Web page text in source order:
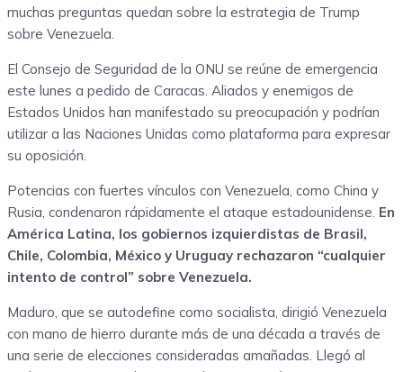
muchas preguntas quedan sobre la estrategia de Trump
sobre Venezuela.
El Consejo de Seguridad de la ONU se reúne de emergencia
este lunes a pedido de Caracas. Aliados y enemigos de
Estados Unidos han manifestado su preocupación y podrían
utilizar a las Naciones Unidas como plataforma para expresar
su oposición.
Potencias con fuertes vínculos con Venezuela, como China y
Rusia, condenaron rápidamente el ataque estadounidense. En
América Latina, los gobiernos izquierdistas de Brasil,
Chile, Colombia, México y Uruguay rechazaron “cualquier
intento de control” sobre Venezuela.
Maduro, que se autodefine como socialista, dirigió Venezuela
con mano de hierro durante más de una década a través de
una serie de elecciones consideradas amañadas. Llegó al